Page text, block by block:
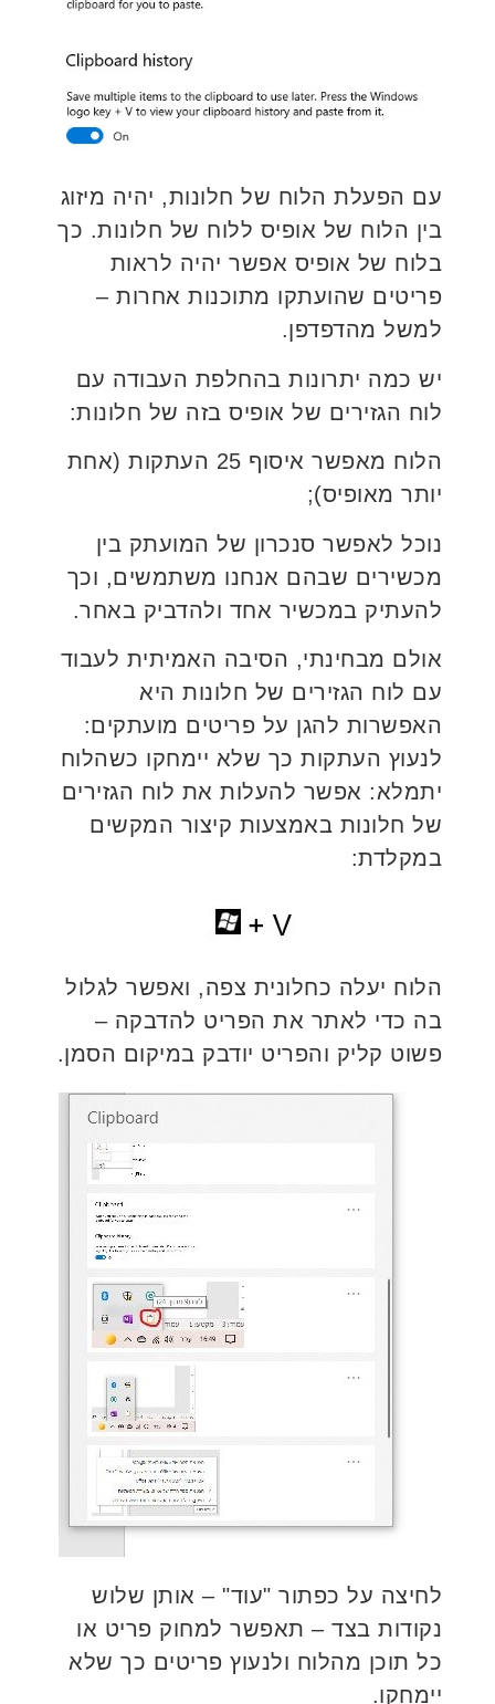
עם הפעלת הלוח של חלונות, יהיה מיזוג
בין הלוח של אופיס ללוח של חלונות. כך
בלוח של אופיס אפשר יהיה לראות
פריטים שהועתקו מתוכנות אחרות –
למשל מהדפדפן.
יש כמה יתרונות בהחלפת העבודה עם
לוח הגזירים של אופיס בזה של חלונות:
הלוח מאפשר איסוף 25 העתקות (אחת
יותר מאופיס);
נוכל לאפשר סנכרון של המועתק בין
מכשירים שבהם אנחנו משתמשים, וכך
להעתיק במכשיר אחד ולהדביק באחר.
אולם מבחינתי, הסיבה האמיתית לעבוד
עם לוח הגזירים של חלונות היא
האפשרות להגן על פריטים מועתקים:
לנעוץ העתקות כך שלא יימחקו כשהלוח
יתמלא: אפשר להעלות את לוח הגזירים
של חלונות באמצעות קיצור המקשים
במקלדת:
הלוח יעלה כחלונית צפה, ואפשר לגלול
בה כדי לאתר את הפריט להדבקה –
פשוט קליק והפריט יודבק במיקום הסמן.
לחיצה על כפתור "עוד" – אותן שלוש
נקודות בצד – תאפשר למחוק פריט או
כל תוכן מהלוח ולנעוץ פריטים כך שלא
יימחקו.